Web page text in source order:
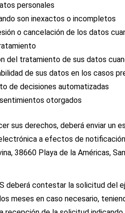
personales
son inexactos o incompletos
o cancelación de los datos
del tratamiento de sus datos
de sus datos en los casos
de decisiones automatizadas
otorgados
sus derechos, deberá enviar
a efectos de
38660 Playa de la Américas,
deberá contestar la solicitud
meses en caso necesario,